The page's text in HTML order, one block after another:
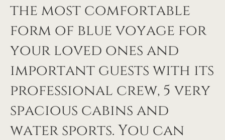
the most comfortable
form of blue voyage for
your loved ones and
important guests with its
professional crew, 5 very
spacious cabins and
water sports. You can